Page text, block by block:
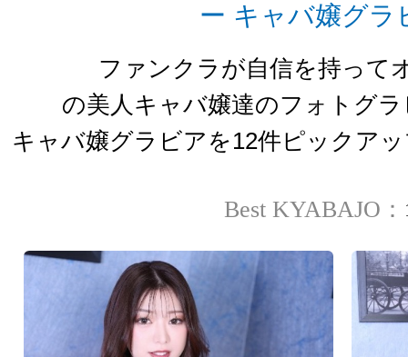
ー キャバ嬢グラ
ファンクラが自信を持って
の美人キャバ嬢達のフォトグ
キャバ嬢グラビアを12件ピックア
Best KYABAJO：